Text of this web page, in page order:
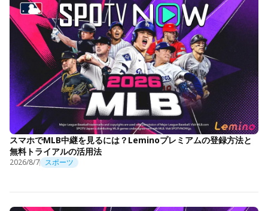
スマホでMLB中継を見るには？Leminoプレミアムの登録方法と
無料トライアルの活用法
2026/8/7 スポーツ